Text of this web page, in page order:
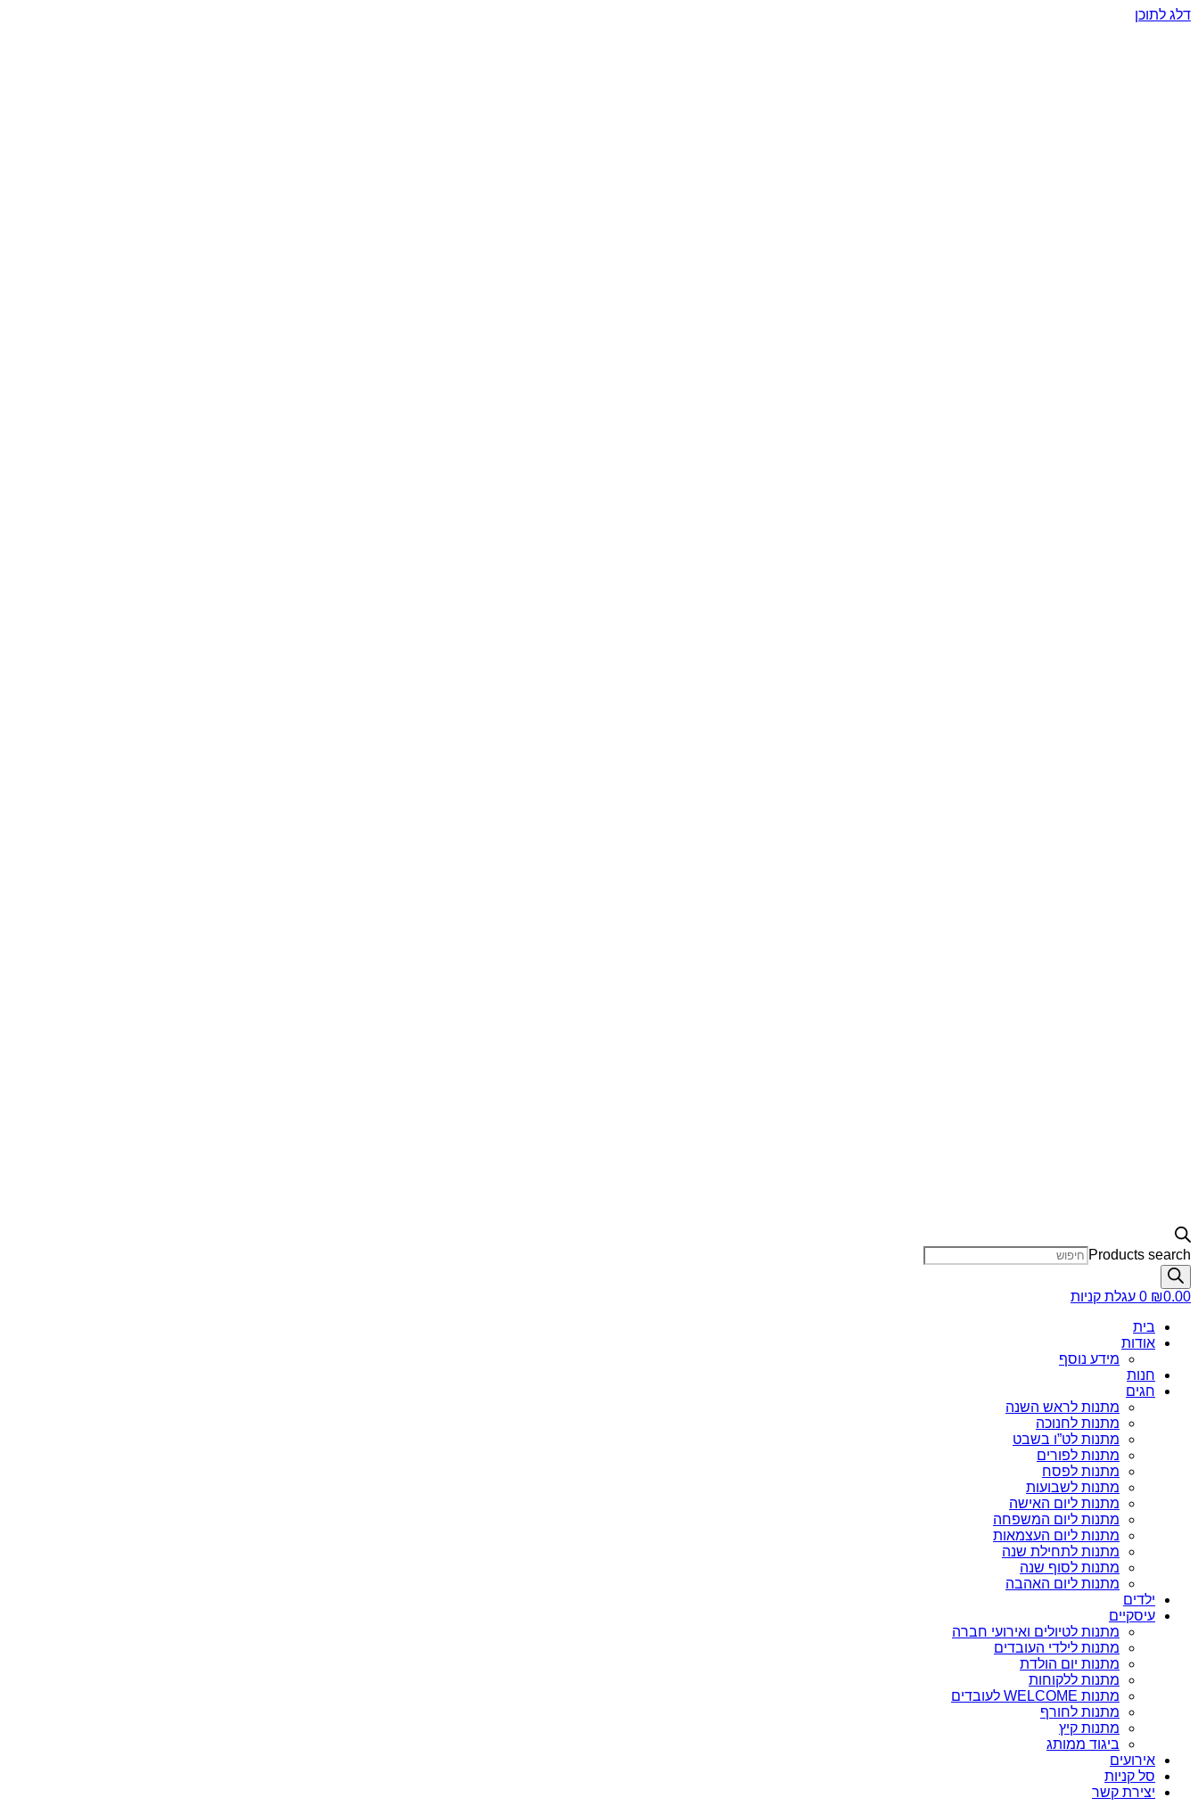
דלג לתוכן
Products search
₪0.00
0 עגלת קניות
בית
אודות
מידע נוסף
חנות
חגים
מתנות לראש השנה
מתנות לחנוכה
מתנות לט”ו בשבט
מתנות לפורים
מתנות לפסח
מתנות לשבועות
מתנות ליום האישה
מתנות ליום המשפחה
מתנות ליום העצמאות
מתנות לתחילת שנה
מתנות לסוף שנה
מתנות ליום האהבה
ילדים
עיסקיים
מתנות לטיולים ואירועי חברה
מתנות לילדי העובדים
מתנות יום הולדת
מתנות ללקוחות
מתנות WELCOME לעובדים
מתנות לחורף
מתנות קיץ
ביגוד ממותג
אירועים
סל קניות
יצירת קשר